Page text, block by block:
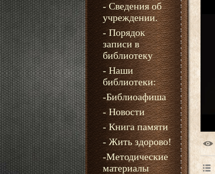
- Сведения об
учреждении.
- Порядок
записи в
библиотеку
- Наши
библиотеки:
-Библиоафиша
- Новости
- Книга памяти
- Жить здорово!
-Методические
материалы